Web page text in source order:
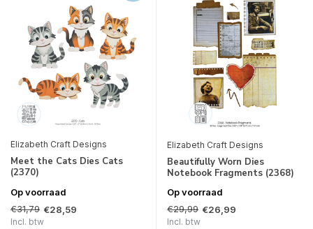
Elizabeth Craft Designs
Meet the Cats Dies Cats
(2370)
Op voorraad
€31,79 €28,59
Incl. btw
Elizabeth Craft Designs
Beautifully Worn Dies
Notebook Fragments (2368)
Op voorraad
€29,99 €26,99
Incl. btw